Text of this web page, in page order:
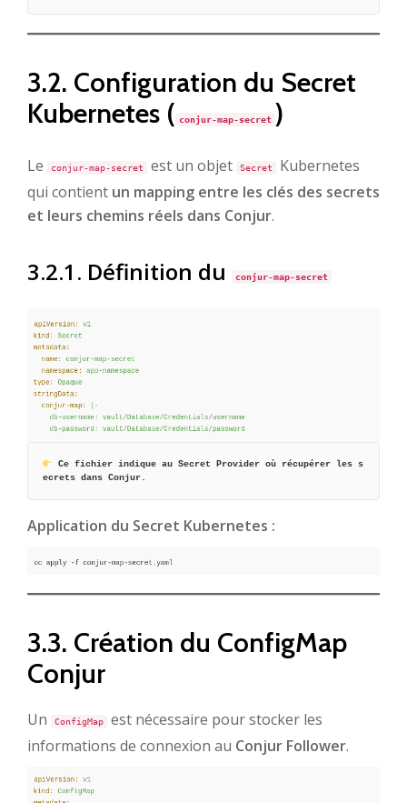
3.2. Configuration du Secret
Kubernetes ( conjur-map-secret )
Le conjur-map-secret est un objet Secret
Kubernetes
qui contient un mapping entre les clés des secrets
et leurs chemins réels dans Conjur.
3.2.1. Définition du conjur-map-secret
Ce fichier indique au Secret Provider où récupérer les s
ecrets dans Conjur.
Application du Secret Kubernetes :
3.3. Création du ConfigMap
Conjur
Un ConfigMap
est nécessaire pour stocker les
informations de connexion au Conjur Follower.